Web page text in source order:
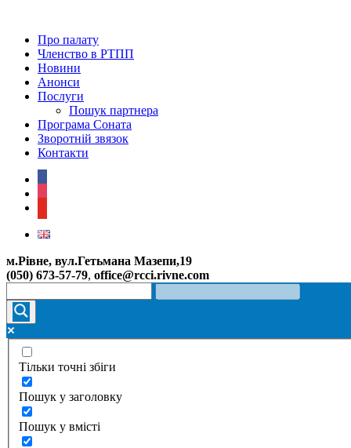
Про палату
Членство в РТПП
Новини
Анонси
Послуги
Пошук партнера
Програма Соната
Зворотній звязок
Контакти
м.Рівне, вул.Гетьмана Мазепи,19
(050) 673-57-79, office@rcci.rivne.com
Тільки точні збіги
Пошук у заголовку
Пошук у вмісті